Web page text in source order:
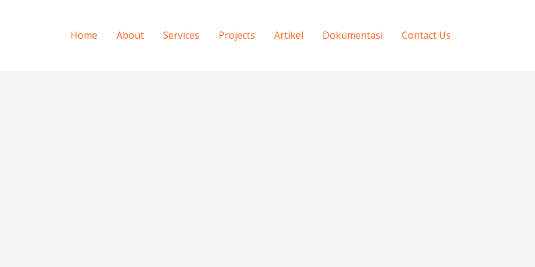
Home About Services Projects Artikel Dokumentasi Contact Us